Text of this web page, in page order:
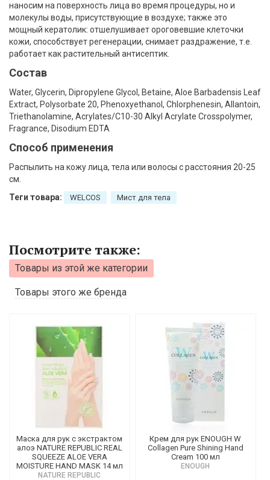
наносим на поверхность лица во время процедуры, но и
молекулы воды, присутствующие в воздухе; также это
мощный кератолик: отшелушивает ороговевшие клеточки
кожи, способствует регенерации, снимает раздражение, т.е.
работает как растительный антисептик.
Состав
Water, Glycerin, Dipropylene Glycol, Betaine, Aloe Barbadensis Leaf
Extract, Polysorbate 20, Phenoxyethanol, Chlorphenesin, Allantoin,
Triethanolamine, Acrylates/C10-30 Alkyl Acrylate Crosspolymer,
Fragrance, Disodium EDTA
Способ применения
Распылить на кожу лица, тела или волосы с расстояния 20-25
см.
Теги товара:
WELCOS Мист для тела
Посмотрите также:
Товары из этой же категории
Товары этого же бренда
Маска для рук с экстрактом
алоэ NATURE REPUBLIC REAL
SQUEEZE ALOE VERA
MOISTURE HAND MASK 14 мл
NATURE REPUBLIC
Крем для рук ENOUGH W
Collagen Pure Shining Hand
Cream 100 мл
ENOUGH